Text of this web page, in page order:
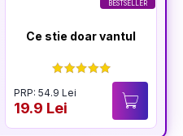
BESTSELLER
Ce stie doar vantul
PRP: 54.9 Lei
19.9 Lei